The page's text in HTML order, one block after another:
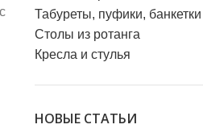
Табуреты, пуфики, банкетки
Столы из ротанга
Кресла и стулья
НОВЫЕ СТАТЬИ